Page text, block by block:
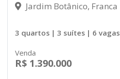
Jardim Botânico, Franca
3 quartos | 3 suítes | 6 vagas
Venda
R$ 1.390.000